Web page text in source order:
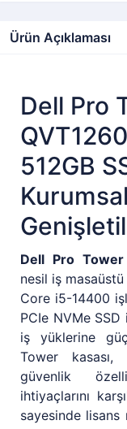
Ürün Açıklaması
Dell Pro
512GB
Dell Pro
nesil iş
Core i5-14400
PCIe NVMe
iş yüklerine
Tower
güvenlik
ihtiyaçlarını
sayesinde